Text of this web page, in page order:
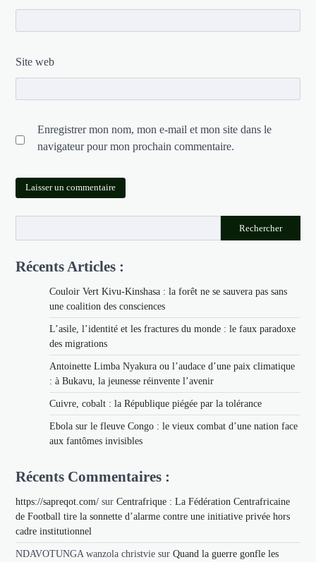
Site web
Enregistrer mon nom, mon e-mail et mon site dans le
navigateur pour mon prochain commentaire.
Rechercher
Récents Articles :
Couloir Vert Kivu-Kinshasa : la forêt ne se sauvera pas sans
une coalition des consciences
L’asile, l’identité et les fractures du monde : le faux paradoxe
des migrations
Antoinette Limba Nyakura ou l’audace d’une paix climatique
: à Bukavu, la jeunesse réinvente l’avenir
Cuivre, cobalt : la République piégée par la tolérance
Ebola sur le fleuve Congo : le vieux combat d’une nation face
aux fantômes invisibles
Récents Commentaires :
https://sapreqot.com/ surCentrafrique : La Fédération Centrafricaine
de Football tire la sonnette d’alarme contre une initiative privée hors
cadre institutionnel
NDAVOTUNGA wanzola christvie surQuand la guerre gonfle les